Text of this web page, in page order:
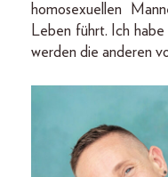
homosexuellen
Leben führt. Ich
werden die anderen